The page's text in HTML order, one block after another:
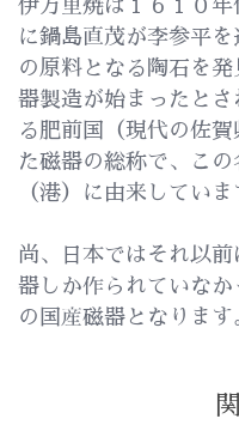
伊万里焼は１６１０
に鍋島直茂が李参平
の原料となる陶石を
器製造が始まったと
る肥前国（現代の佐
た磁器の総称で、こ
（港）に由来していま
尚、日本ではそれ以
器しか作られていな
の国産磁器となります